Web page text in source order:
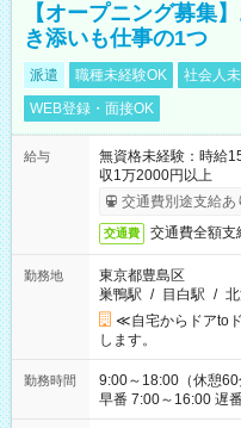
【オープニング募集
き添いも仕事の1つ
派遣 職種未経験OK 社会人
WEB登録・面接OK
給与
無資格未経験：時
収1万2000円以上
交通費別途支給あ
交通費 交通費全額支
勤務地
東京都豊島区
巣鴨駅 / 目白駅 /
≪自宅からドアto
します。
勤務時間
9:00～18:00（休憩60分） ■ご希望があれば下記シフ
早番 7:00～16:00 遅番
と休みを合わせたい